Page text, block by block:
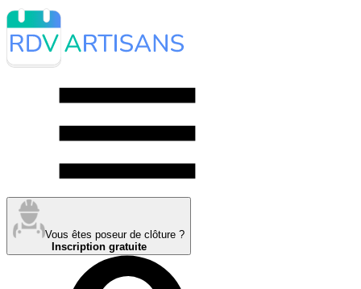
Vous êtes poseur de clôture ?
Inscription gratuite